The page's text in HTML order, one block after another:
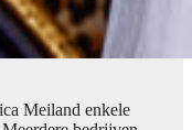
Meiland enkele